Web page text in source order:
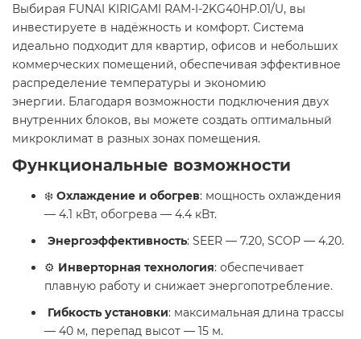
Выбирая FUNAI KIRIGAMI RAM-I-2KG40HP.01/U, вы
инвестируете в надёжность и комфорт. Система
идеально подходит для квартир, офисов и небольших
коммерческих помещений, обеспечивая эффективное
распределение температуры и экономию
энергии. Благодаря возможности подключения двух
внутренних блоков, вы можете создать оптимальный
микроклимат в разных зонах помещения.​
Функциональные возможности
❄️ Охлаждение и обогрев: мощность охлаждения
— 4.1 кВт, обогрева — 4.4 кВт.​
Энергоэффективность: SEER — 7.20, SCOP — 4.20.​
⚙️ Инверторная технология: обеспечивает
плавную работу и снижает энергопотребление.​
Гибкость установки: максимальная длина трассы
— 40 м, перепад высот — 15 м.​